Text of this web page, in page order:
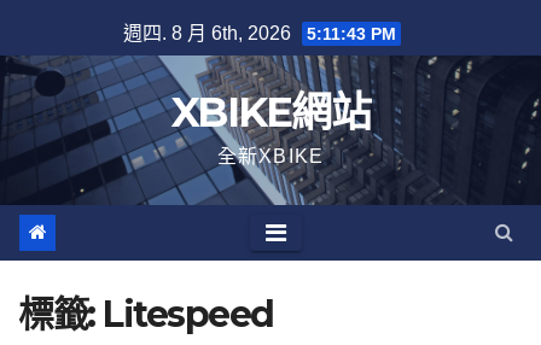
to
content
週四. 8 月 6th, 2026 5:11:43 PM
XBIKE網站
全新XBIKE
標籤: Litespeed